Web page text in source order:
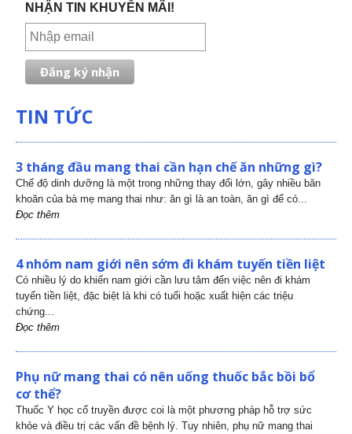
NHẬN TIN KHUYẾN MÃI!
TIN TỨC
3 tháng đầu mang thai cần hạn chế ăn những gì?
Chế độ dinh dưỡng là một trong những thay đổi lớn, gây nhiều băn
khoăn của bà mẹ mang thai như: ăn gì là an toàn, ăn gì để có...
Đọc thêm
4 nhóm nam giới nên sớm đi khám tuyến tiền liệt
Có nhiều lý do khiến nam giới cần lưu tâm đến việc nên đi khám
tuyến tiền liệt, đặc biệt là khi có tuổi hoặc xuất hiện các triệu
chứng...
Đọc thêm
Phụ nữ mang thai có nên uống thuốc bắc bồi bổ
cơ thể?
Thuốc Y học cổ truyền được coi là một phương pháp hỗ trợ sức
khỏe và điều trị các vấn đề bệnh lý. Tuy nhiên, phụ nữ mang thai